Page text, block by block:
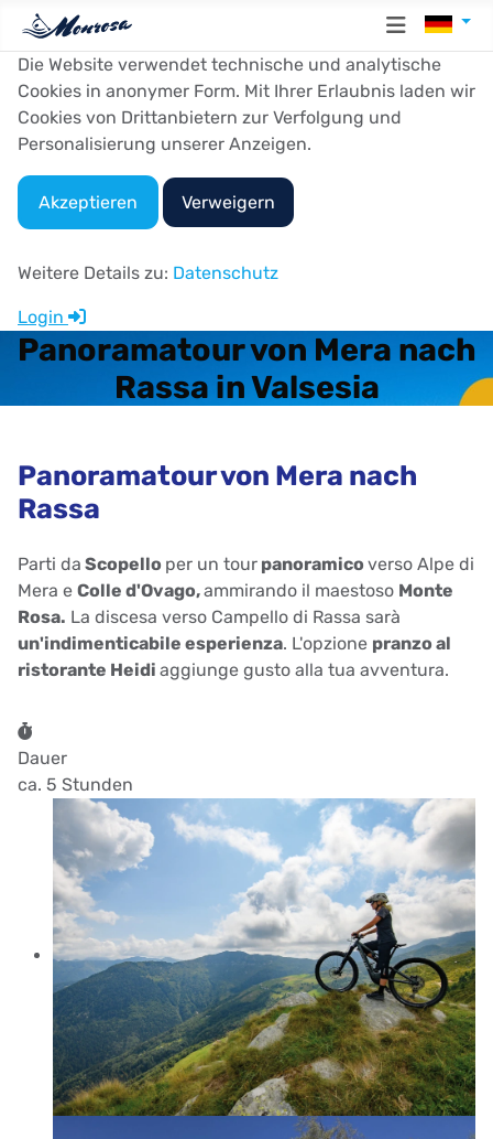
Die Website verwendet technische und analytische
Cookies in anonymer Form. Mit Ihrer Erlaubnis laden wir
Cookies von Drittanbietern zur Verfolgung und
Personalisierung unserer Anzeigen.
Akzeptieren Verweigern
Weitere Details zu: Datenschutz
Login
Panoramatour von Mera nach
Rassa in Valsesia
Panoramatour von Mera nach
Rassa
Parti da Scopello per un tour panoramico verso Alpe di
Mera e Colle d'Ovago,ammirando il maestoso Monte
Rosa. La discesa verso Campello di Rassa sarà
un'indimenticabile esperienza. L'opzione pranzo al
ristorante Heidi aggiunge gusto alla tua avventura.
Dauer
ca. 5 Stunden